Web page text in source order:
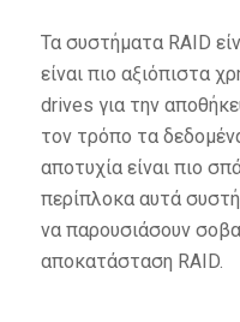
Τα συστήματα RAID
είναι πιο αξιόπιστα
drives για την
τον τρόπο τα
αποτυχία είναι πιο
περίπλοκα αυτά
να παρουσιάσουν
αποκατάσταση RAID.